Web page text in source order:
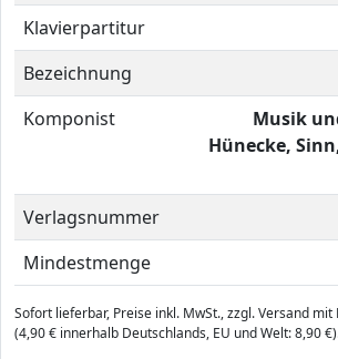
Klavierpartitur
Bezeichnung
Komponist
Musik
Hünecke,
Verlagsnummer
Mindestmenge
Sofort lieferbar, Preise inkl. MwSt., zzgl. Versand mit
(4,90 € innerhalb Deutschlands, EU und Welt: 8,90